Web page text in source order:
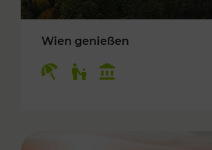
Wien genießen